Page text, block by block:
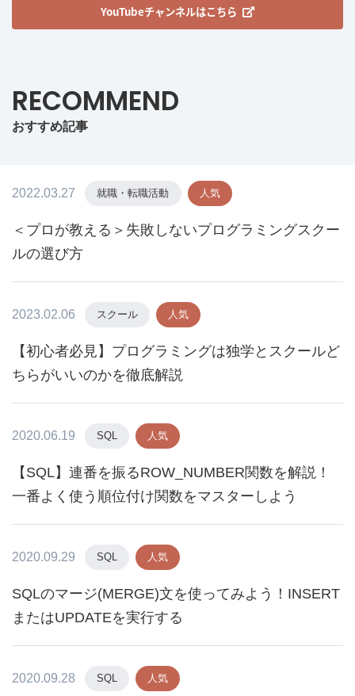
YouTubeチャンネルはこちら
RECOMMEND
おすすめ記事
2022.03.27 就職・転職活動 人気
＜プロが教える＞失敗しないプログラミングスクー
ルの選び方
2023.02.06 スクール 人気
【初心者必見】プログラミングは独学とスクールど
ちらがいいのかを徹底解説
2020.06.19 SQL 人気
【SQL】連番を振るROW_NUMBER関数を解説！
一番よく使う順位付け関数をマスターしよう
2020.09.29 SQL 人気
SQLのマージ(MERGE)文を使ってみよう！INSERT
またはUPDATEを実行する
2020.09.28 SQL 人気